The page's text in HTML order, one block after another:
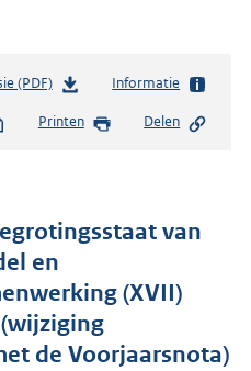
(PDF)b
s
d
s
g
r
o
o
t
Informatie
Printen Delen
van
en
(XVII)
de Voorjaarsnota)